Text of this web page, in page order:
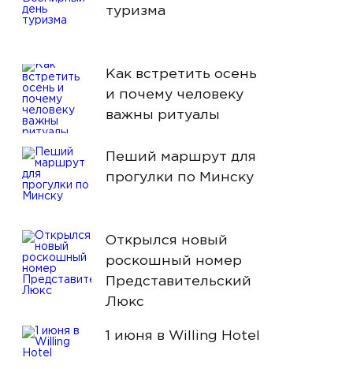
туризма
Как встретить осень
и почему человеку
важны ритуалы
Пеший маршрут для
прогулки по Минску
Открылся новый
роскошный номер
Представительский
Люкс
1 июня в Willing Hotel